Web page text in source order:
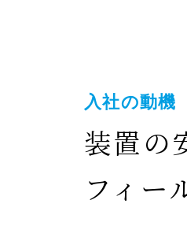
入社の動機
装置の
フィー